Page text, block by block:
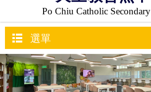
Po Chiu Catholic
選單